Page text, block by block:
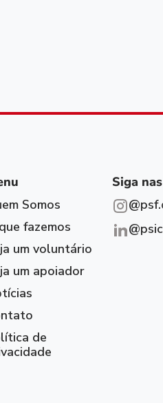
Somos
fazemos
um voluntário
um apoiador
de
Siga